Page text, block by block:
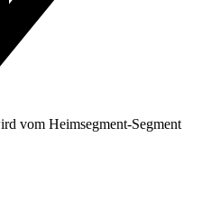
vom Heimsegment-Segment